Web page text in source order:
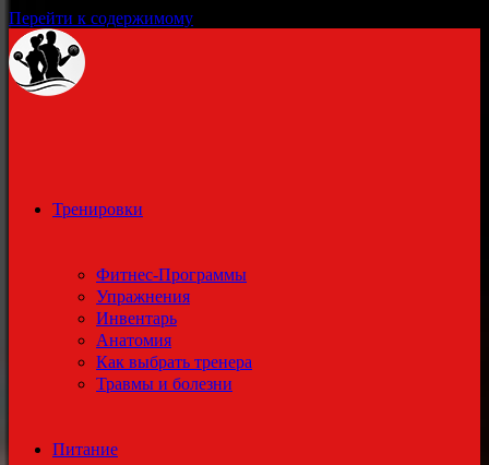
Перейти к содержимому
Тренировки
Фитнес-Программы
Упражнения
Инвентарь
Анатомия
Как выбрать тренера
Травмы и болезни
Питание